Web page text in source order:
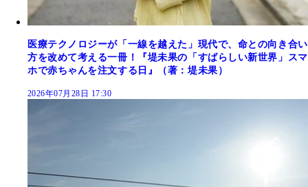
医療テクノロジーが「一線を越えた」現代で、命との向き合い
方を改めて考える一冊！『堤未果の「すばらしい新世界」スマ
ホで赤ちゃんを注文する日』（著：堤未果）
2026年07月28日 17:30